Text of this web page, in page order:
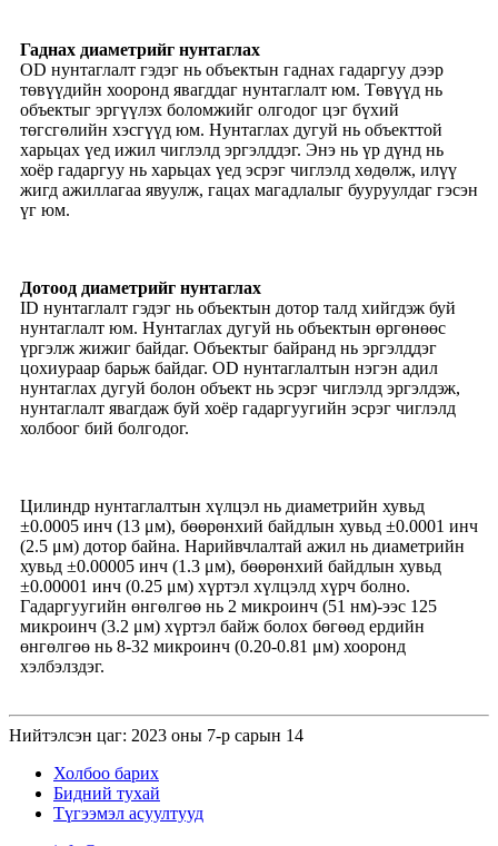
Гаднах диаметрийг нунтаглах
OD нунтаглалт гэдэг нь объектын гаднах гадаргуу дээр
төвүүдийн хооронд явагддаг нунтаглалт юм. Төвүүд нь
объектыг эргүүлэх боломжийг олгодог цэг бүхий
төгсгөлийн хэсгүүд юм. Нунтаглах дугуй нь объекттой
харьцах үед ижил чиглэлд эргэлддэг. Энэ нь үр дүнд нь
хоёр гадаргуу нь харьцах үед эсрэг чиглэлд хөдөлж, илүү
жигд ажиллагаа явуулж, гацах магадлалыг бууруулдаг гэсэн
үг юм.
Дотоод диаметрийг нунтаглах
ID нунтаглалт гэдэг нь объектын дотор талд хийгдэж буй
нунтаглалт юм. Нунтаглах дугуй нь объектын өргөнөөс
үргэлж жижиг байдаг. Объектыг байранд нь эргэлддэг
цохиураар барьж байдаг. OD нунтаглалтын нэгэн адил
нунтаглах дугуй болон объект нь эсрэг чиглэлд эргэлдэж,
нунтаглалт явагдаж буй хоёр гадаргуугийн эсрэг чиглэлд
холбоог бий болгодог.
Цилиндр нунтаглалтын хүлцэл нь диаметрийн хувьд
±0.0005 инч (13 μм), бөөрөнхий байдлын хувьд ±0.0001 инч
(2.5 μм) дотор байна. Нарийвчлалтай ажил нь диаметрийн
хувьд ±0.00005 инч (1.3 μм), бөөрөнхий байдлын хувьд
±0.00001 инч (0.25 μм) хүртэл хүлцэлд хүрч болно.
Гадаргуугийн өнгөлгөө нь 2 микроинч (51 нм)-ээс 125
микроинч (3.2 μм) хүртэл байж болох бөгөөд ердийн
өнгөлгөө нь 8-32 микроинч (0.20-0.81 μм) хооронд
хэлбэлздэг.
Нийтэлсэн цаг: 2023 оны 7-р сарын 14
Холбоо барих
Бидний тухай
Түгээмэл асуултууд